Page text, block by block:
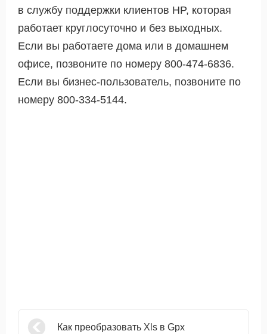
в службу поддержки клиентов HP, которая
работает круглосуточно и без выходных.
Если вы работаете дома или в домашнем
офисе, позвоните по номеру 800-474-6836.
Если вы бизнес-пользователь, позвоните по
номеру 800-334-5144.
Как преобразовать Xls в Gpx